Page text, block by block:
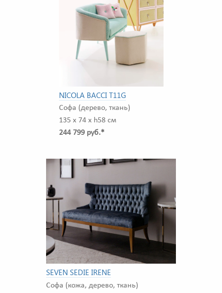
NICOLA BACCI T11G
Софа (дерево, ткань)
135 x 74 x h58 см
244 799 руб.*
SEVEN SEDIE IRENE
Софа (кожа, дерево, ткань)